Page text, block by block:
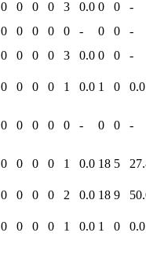
0 0 0 0 3 0.0 0 0
-
0 0 0 0 0 - 0 0
-
0 0 0 0 3 0.0 0 0 -
0 0 0 0 1 0.0 1 0 0.0
0 0 0 0 0 - 0 0 -
0 0 0 0 1 0.0 18 5
0 0 0 0 2 0.0 18 9
0 0 0 0 1 0.0 1 0
0.0